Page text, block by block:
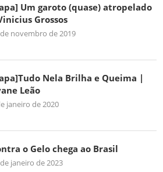
Um garoto (quase) atropelado
Grossos
novembro de 2019
Nela Brilha e Queima |
Leão
janeiro de 2020
o Gelo chega ao Brasil
janeiro de 2023